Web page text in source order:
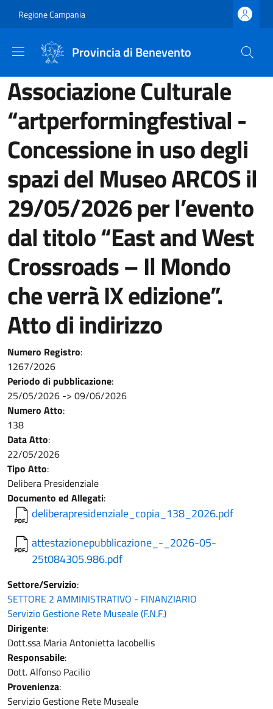
Regione Campania
Provincia di Benevento
Associazione Culturale
“artperformingfestival -
Concessione in uso degli
spazi del Museo ARCOS il
29/05/2026 per l’evento
dal titolo “East and West
Crossroads – Il Mondo
che verrà IX edizione”.
Atto di indirizzo
Numero Registro:
1267/2026
Periodo di pubblicazione:
25/05/2026 -> 09/06/2026
Numero Atto:
138
Data Atto:
22/05/2026
Tipo Atto:
Delibera Presidenziale
Documento ed Allegati:
deliberapresidenziale_copia_138_2026.pdf
attestazionepubblicazione_-_2026-05-
25t084305.986.pdf
Settore/Servizio:
SETTORE 2 AMMINISTRATIVO - FINANZIARIO
Servizio Gestione Rete Museale (F.N.F.)
Dirigente:
Dott.ssa Maria Antonietta Iacobellis
Responsabile:
Dott. Alfonso Pacilio
Provenienza:
Servizio Gestione Rete Museale